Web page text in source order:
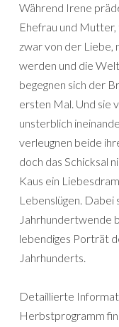
Während Irene
Ehefrau und
zwar von der Liebe,
werden und die
begegnen sich der
ersten Mal. Und sie
unsterblich
verleugnen beide
doch das Schicksal
Kaus ein
Lebenslügen. Dabei
Jahrhundertwende
lebendiges Porträt
Jahrhunderts.
Detaillierte
Herbstprogramm